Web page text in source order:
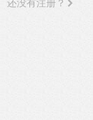
还没有注册？